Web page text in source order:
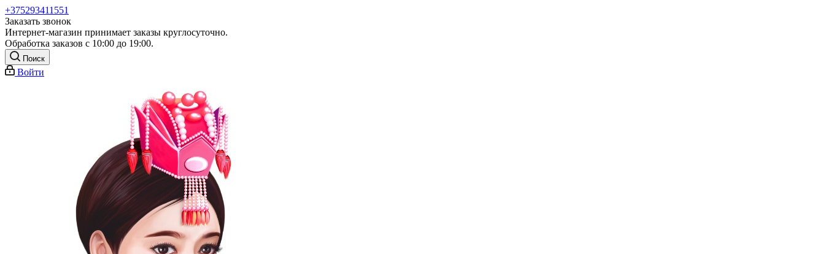
+375293411551
Заказать звонок
Интернет-магазин принимает заказы круглосуточно.
Обработка заказов с 10:00 до 19:00.
Поиск
Войти